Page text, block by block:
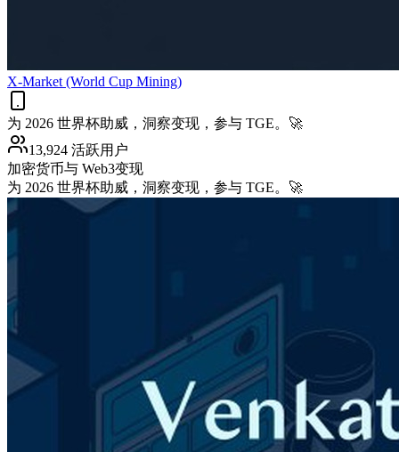
X-Market (World Cup Mining)
为 2026 世界杯助威，洞察变现，参与 TGE。🚀
13,924 活跃用户
加密货币与 Web3变现
为 2026 世界杯助威，洞察变现，参与 TGE。🚀